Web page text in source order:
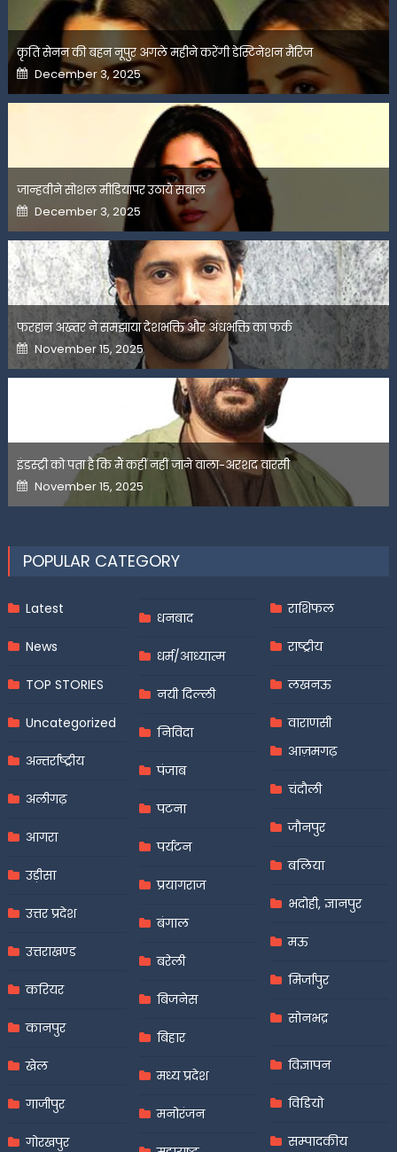
कृति सेनन की बहन नूपुर अगले महीने करेंगी डेस्टिनेशन मैरिज
Posted
on
December 3, 2025
जान्हवीने सोशल मीडियापर उठाये सवाल
Posted
on
December 3, 2025
फरहान अख्तर ने समझाया देशभक्ति और अंधभक्ति का फर्क
Posted
on
November 15, 2025
इंडस्ट्री को पता है कि मैं कहीं नहीं जाने वाला-अरशद वारसी
Posted
on
November 15, 2025
POPULAR CATEGORY
Latest
News
TOP STORIES
Uncategorized
अन्तर्राष्ट्रीय
अलीगढ़
आगरा
उड़ीसा
उत्तर प्रदेश
उत्तराखण्ड
करियर
कानपुर
खेल
गाजीपुर
गोरखपुर
धनबाद
धर्म/आध्यात्म
नयी दिल्ली
निविदा
पंजाब
पटना
पर्यटन
प्रयागराज
बंगाल
बरेली
बिजनेस
बिहार
मध्य प्रदेश
मनोरंजन
राशिफल
राष्ट्रीय
लखनऊ
वाराणसी
आज़मगढ़
चंदौली
जौनपुर
बलिया
भदोही, ज्ञानपुर
मऊ
मिर्जापुर
सोनभद्र
विज्ञापन
विडियो
सम्पादकीय